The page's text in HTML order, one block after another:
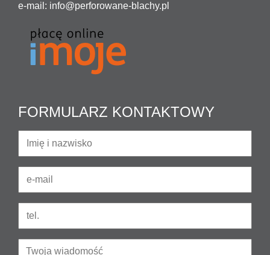
e-mail: info@perforowane-blachy.pl
FORMULARZ KONTAKTOWY